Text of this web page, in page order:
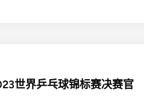
世界乒乓球锦标赛决赛官